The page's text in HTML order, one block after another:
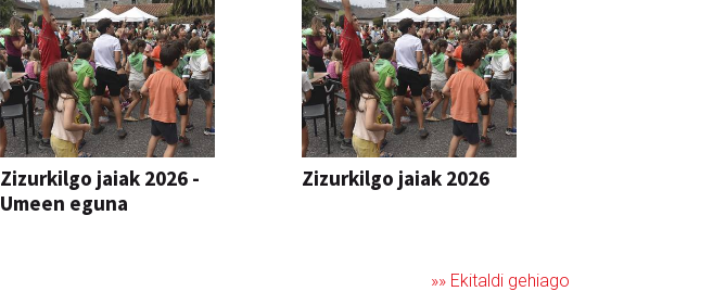
Zizurkilgo jaiak 2026 -
Umeen eguna
Zizurkilgo jaiak 2026
»» Ekitaldi gehiago